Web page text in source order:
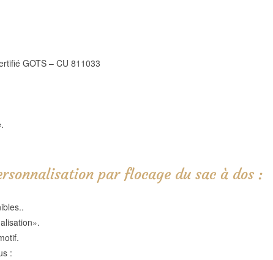
GOTS – CU 811033
par flocage du sac à dos :
: